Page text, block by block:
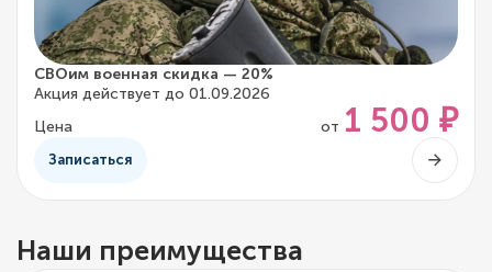
СВОим военная скидка — 20%
Акция действует до 01.09.2026
Цена
от 1 500 ₽
Записаться
Наши преимущества